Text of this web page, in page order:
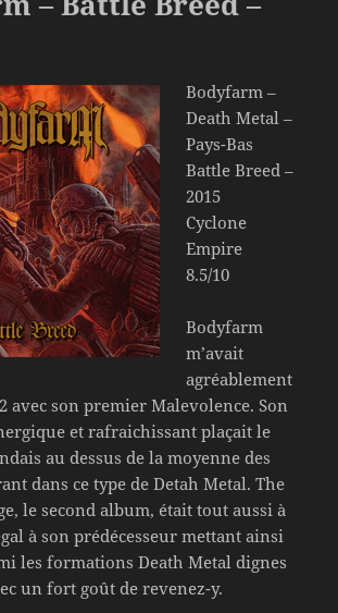
Bodyfarm –
Death Metal –
Pays-Bas
Battle Breed –
2015
Cyclone
Empire
8.5/10
Bodyfarm
m’avait
agréablement
avec son premier Malevolence. Son
et rafraichissant plaçait le
au dessus de la moyenne des
dans ce type de Detah Metal. The
le second album, était tout aussi à
à son prédécesseur mettant ainsi
les formations Death Metal dignes
un fort goût de revenez-y.